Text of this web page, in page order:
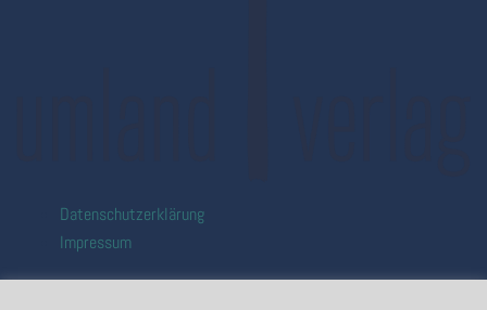
Datenschutzerklärung
Impressum